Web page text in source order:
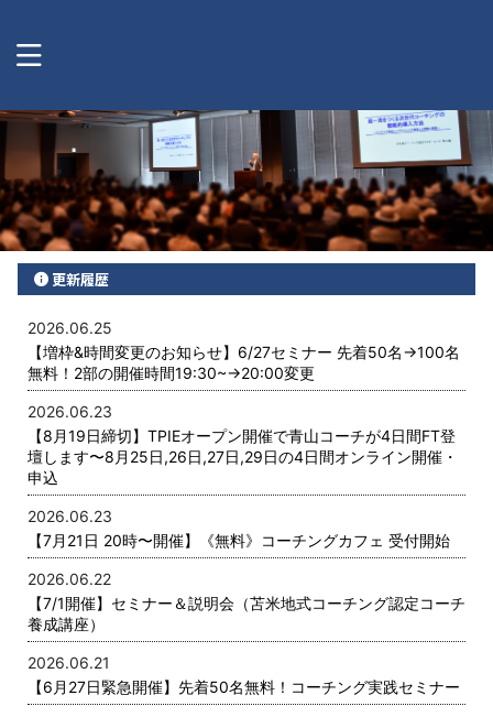
更新履歴
2026.06.25
【増枠&時間変更のお知らせ】6/27セミナー 先着50名→100名
無料！2部の開催時間19:30~→20:00変更
2026.06.23
【8月19日締切】TPIEオープン開催で青山コーチが4日間FT登
壇します〜8月25日,26日,27日,29日の4日間オンライン開催・
申込
2026.06.23
【7月21日 20時〜開催】《無料》コーチングカフェ 受付開始
2026.06.22
【7/1開催】セミナー＆説明会（苫米地式コーチング認定コーチ
養成講座）
2026.06.21
【6月27日緊急開催】先着50名無料！コーチング実践セミナー